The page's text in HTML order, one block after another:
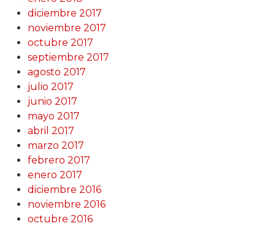
diciembre 2017
noviembre 2017
octubre 2017
septiembre 2017
agosto 2017
julio 2017
junio 2017
mayo 2017
abril 2017
marzo 2017
febrero 2017
enero 2017
diciembre 2016
noviembre 2016
octubre 2016